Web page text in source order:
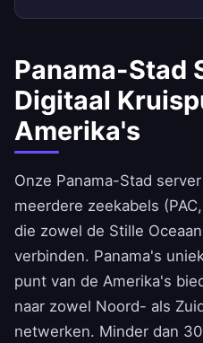
Panama-Stad
Digitaal
Amerika's
Onze Panama-Stad
meerdere zeekabels
die zowel de Stille
verbinden. Panama's
punt van de Amerika's
naar zowel Noord- als
netwerken. Minder dan